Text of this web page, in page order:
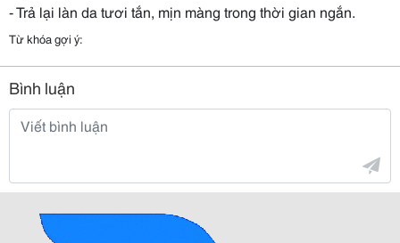
- Trả lại làn da tươi tắn, mịn màng trong thời gian ngắn.
Từ khóa gợi ý:
Bình luận